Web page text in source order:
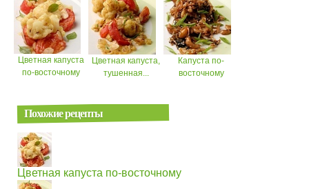
Цветная капуста
по-восточному
Цветная капуста,
тушенная...
Капуста по-
восточному
Похожие рецепты
Цветная капуста по-восточному